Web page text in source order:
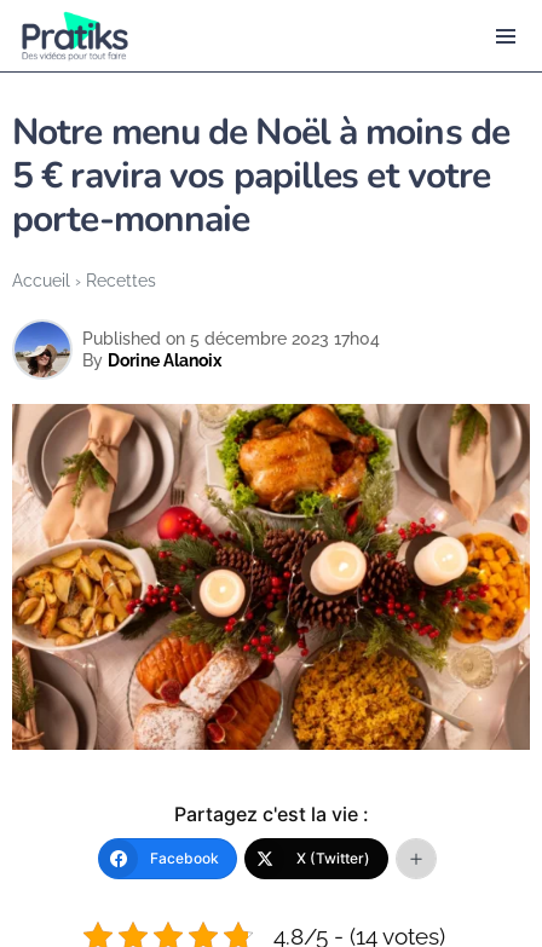
Accueil › Recettes
Notre menu de Noël à moins de
5 € ravira vos papilles et votre
porte-monnaie
By Dorine Alanoix
Published on 5 décembre 2023 17h04
Partagez c'est la vie :
Facebook X (Twitter)
4.8/5 - (14 votes)